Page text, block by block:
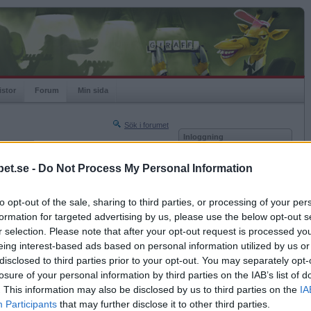
- Do Not Process My Personal Information
opt-out of the sale, sharing to third parties, or processing of your
for targeted advertising by us, please use the below opt-out
selection. Please note that after your opt-out request is processed
interest-based ads based on personal information utilized by us
to third parties prior to your opt-out. You may separately
of your personal information by third parties on the IAB’s list of
This information may also be disclosed by us to third parties on the
Participants that may further disclose it to other third parties.
Forum Min sida
Sök i forumet
Nästa sida »
2008-09-24 17:20
Inloggning
Kom ihåg mig
Glömt ditt lösenord?
Få ny aktiveringslänk
Betapet är gratis!